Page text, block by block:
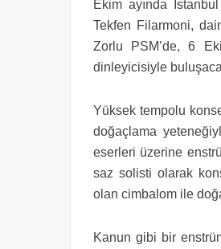
Ekim ayında
Tekfen Filarmoni,
Zorlu PSM’de, 6
dinleyicisiyle
Yüksek tempolu
doğaçlama
eserleri üzerine
saz solisti olarak
olan cimbalom ile
Kanun gibi bir